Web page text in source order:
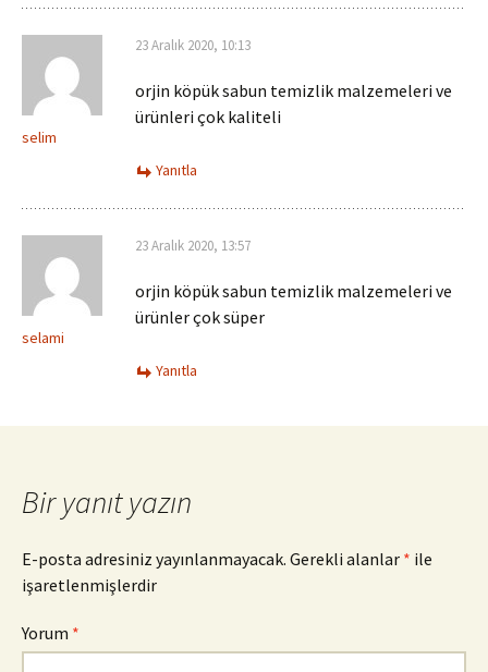
selim
23 Aralık 2020, 10:13
orjin köpük sabun temizlik malzemeleri ve
ürünleri çok kaliteli
Yanıtla
selami
23 Aralık 2020, 13:57
orjin köpük sabun temizlik malzemeleri ve
ürünler çok süper
Yanıtla
Bir yanıt yazın
E-posta adresiniz yayınlanmayacak. Gerekli alanlar * ile
işaretlenmişlerdir
Yorum *